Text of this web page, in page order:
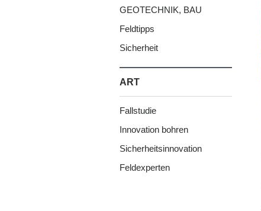
GEOTECHNIK, BAU
Feldtipps
Sicherheit
ART
Fallstudie
Innovation bohren
Sicherheitsinnovation
Feldexperten